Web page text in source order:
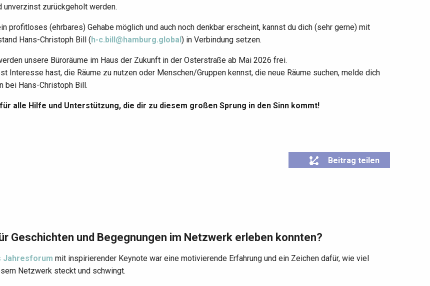
unverzinst zurückgeholt werden.
profitloses (ehrbares) Gehabe möglich und auch noch denkbar erscheint, kannst du dich (sehr gerne) mit
Hans-Christoph Bill (h-c.bill@hamburg.global) in Verbindung setzen.
unsere Büroräume im Haus der Zukunft in der Osterstraße ab Mai 2026 frei.
Interesse hast, die Räume zu nutzen oder Menschen/Gruppen kennst, die neue Räume suchen, melde dich
bei Hans-Christoph Bill.
alle Hilfe und Unterstützung, die dir zu diesem großen Sprung in den Sinn kommt!
Beitrag teilen
Geschichten und Begegnungen im Netzwerk erleben konnten?
Jahresforum mit inspirierender Keynote war eine motivierende Erfahrung und ein Zeichen dafür, wie viel
Netzwerk steckt und schwingt.